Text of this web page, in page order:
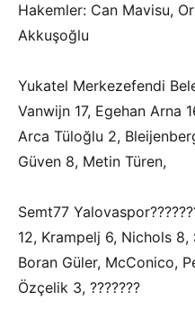
Hakemler: Can Mavisu,
Akkuşoğlu
Yukatel Merkezefendi
Vanwijn 17, Egehan Arna
Arca Tüloğlu 2,
Güven 8, Metin Türen,
Semt77
12, Krampelj 6, Nichols
Boran Güler, McConico,
Özçelik 3, ???????